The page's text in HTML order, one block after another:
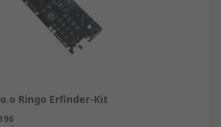
Ringo Erfinder-Kit